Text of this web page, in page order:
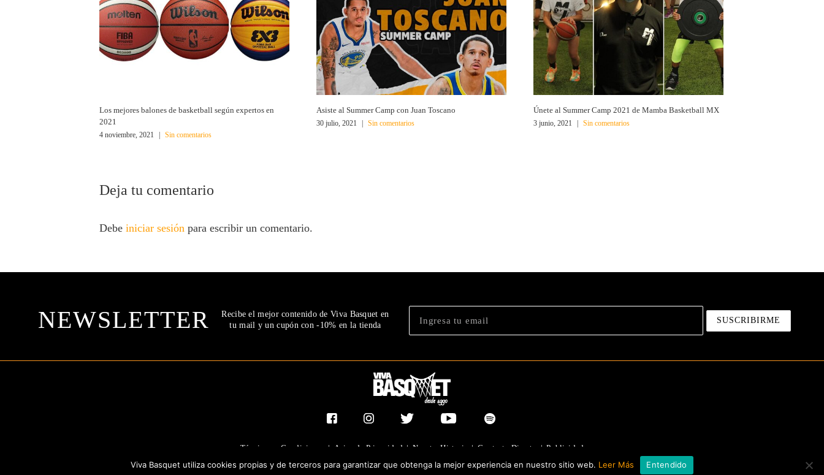
Los mejores balones de basketball según expertos en
2021
4 noviembre, 2021 Sin comentarios
Asiste al Summer Camp con Juan Toscano
30 julio, 2021 Sin comentarios
Únete al Summer Camp 2021 de Mamba Basketball MX
3 junio, 2021 Sin comentarios
Deja tu comentario
Debe iniciar sesión para escribir un comentario.
NEWSLETTER
Recibe el mejor contenido de Viva Basquet en
tu mail y un cupón con -10% en la tienda
Términos y Condiciones | Aviso de Privacidad | Nuestra Historia |Contacto Directo |Publicidad
®TODOS LOS DERECHOS RESERVADOS 2023. GRUPO OLIMPIA EDITORES.
Viva Basquet utiliza cookies propias y de terceros para garantizar que obtenga la mejor experiencia en nuestro sitio web. Leer Más Entendido